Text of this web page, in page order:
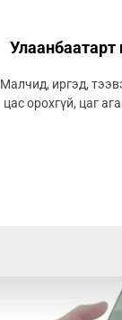
Улаанбаатарт
Малчид, иргэд,
цас орохгүй, цаг